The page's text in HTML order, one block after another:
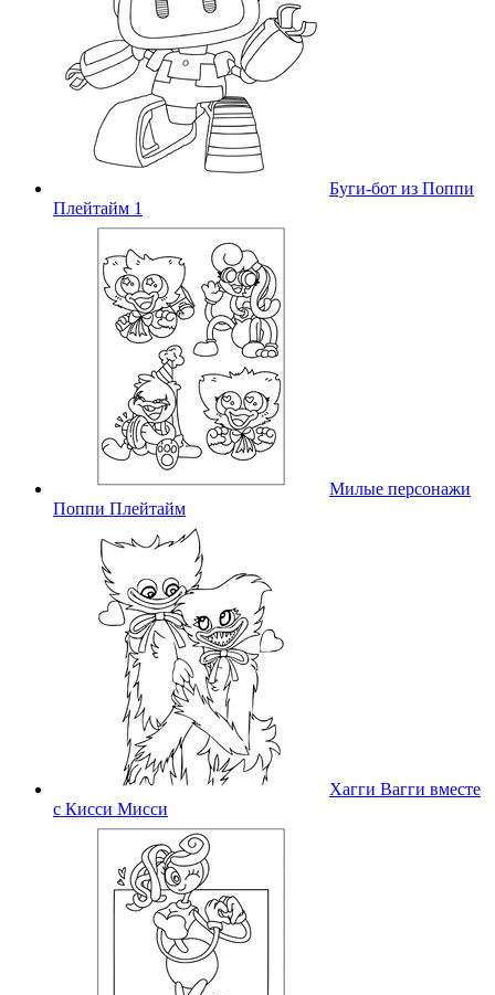
Буги-бот из Поппи
Плейтайм 1
Милые персонажи
Поппи Плейтайм
Хагги Вагги вместе
с Кисси Мисси